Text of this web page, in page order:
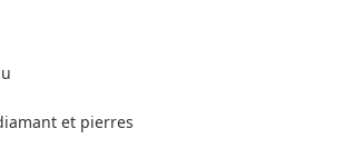
et pierres